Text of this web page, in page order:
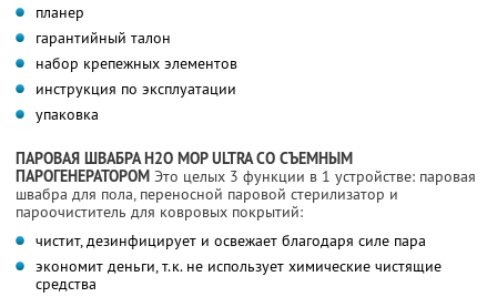
планер
гарантийный талон
набор крепежных элементов
инструкция по эксплуатации
упаковка
ПАРОВАЯ ШВАБРА Н2О MOP ULTRA СО СЪЕМНЫМ
ПАРОГЕНЕРАТОРОМ Это целых 3 функции в 1 устройстве: паровая
швабра для пола, переносной паровой стерилизатор и
пароочиститель для ковровых покрытий:
чистит, дезинфицирует и освежает благодаря силе пара
экономит деньги, т.к. не использует химические чистящие
средства